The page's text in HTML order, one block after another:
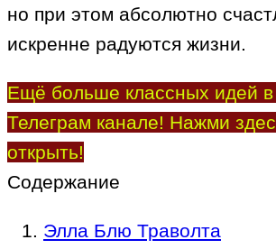
но при этом абсолютно
искренне радуются жизни.
Ещё больше классных идей
Телеграм канале! Нажми
открыть!
Содержание
Элла Блю Траволта